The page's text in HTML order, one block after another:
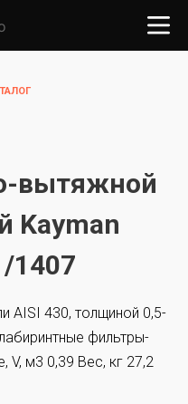
вытяжной
Kayman
1407
AISI 430, толщиной 0,5-
фильтры-
V, м3 0,39 Вес, кг 27,2